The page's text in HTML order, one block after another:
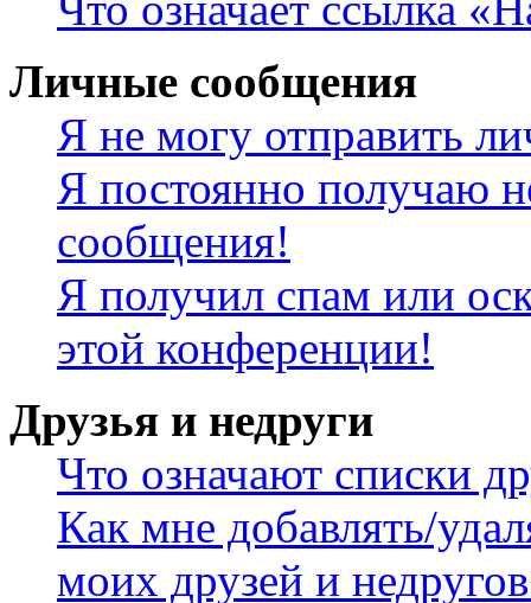
Личные сообщения
Я не могу отправить
Я постоянно получаю
сообщения!
Я получил спам или
этой конференции!
Друзья и недруги
Что означают списки
Как мне добавлять/
моих друзей и